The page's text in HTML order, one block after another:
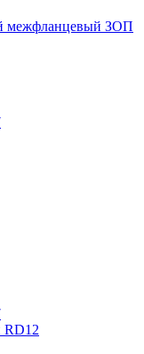
межфланцевый ЗОП
RD12